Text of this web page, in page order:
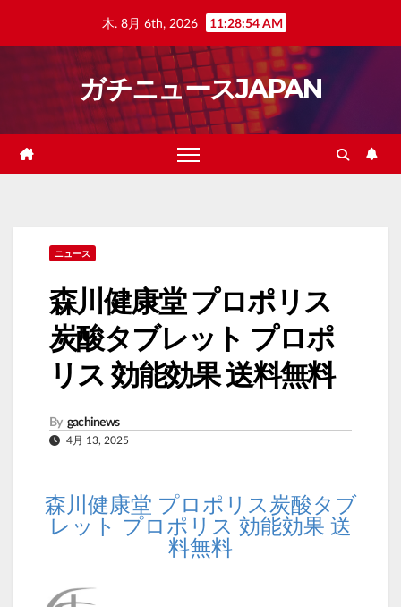
木. 8月 6th, 2026 11:28:55 AM
ガチニュースJAPAN
ニュース
森川健康堂 プロポリス
炭酸タブレット プロポ
リス 効能効果 送料無料
By gachinews
4月 13, 2025
森川健康堂 プロポリス炭酸タブ
レット プロポリス 効能効果 送
料無料